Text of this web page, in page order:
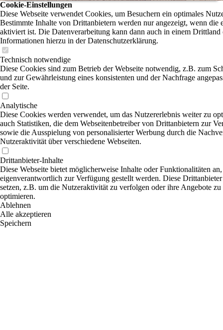
Cookie-Einstellungen
Diese Webseite verwendet Cookies, um Besuchern ein optimales
Bestimmte Inhalte von Drittanbietern werden nur angezeigt, wenn die
aktiviert ist. Die Datenverarbeitung kann dann auch in einem Drittland
Informationen hierzu in der Datenschutzerklärung.
Technisch notwendige
Diese Cookies sind zum Betrieb der Webseite notwendig, z.B. zum
und zur Gewährleistung eines konsistenten und der Nachfrage
der Seite.
Analytische
Diese Cookies werden verwendet, um das Nutzererlebnis weiter zu
auch Statistiken, die dem Webseitenbetreiber von Drittanbietern zur
sowie die Ausspielung von personalisierter Werbung durch die
Nutzeraktivität über verschiedene Webseiten.
Drittanbieter-Inhalte
Diese Webseite bietet möglicherweise Inhalte oder Funktionalitäten
eigenverantwortlich zur Verfügung gestellt werden. Diese
setzen, z.B. um die Nutzeraktivität zu verfolgen oder ihre Angebote zu
optimieren.
Ablehnen
Alle akzeptieren
Speichern